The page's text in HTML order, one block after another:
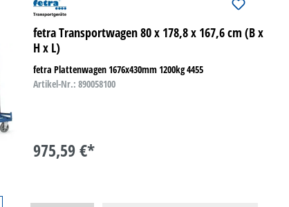
fetra Transportwagen 80 x 178,8 x 167,6 cm (B x
H x L)
fetra Plattenwagen 1676x430mm 1200kg 4455
Artikel-Nr.: 890058100
975,59 €*